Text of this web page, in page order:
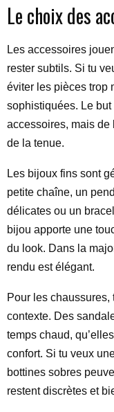
Le choix des
Les accessoires
rester subtils. Si tu
éviter les pièces trop
sophistiquées. Le but
accessoires, mais de
de la tenue.
Les bijoux fins sont
petite chaîne, un
délicates ou un
bijou apporte une
du look. Dans la
rendu est élégant.
Pour les
contexte. Des
temps chaud,
confort. Si tu veux
bottines sobres
restent discrètes et